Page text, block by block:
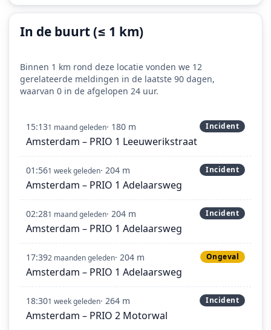
In de buurt (≤ 1 km)
Binnen 1 km rond deze locatie vonden we 12
gerelateerde meldingen in de laatste 90 dagen,
waarvan 0 in de afgelopen 24 uur.
15:131 maand geleden· 180 m Incident
Amsterdam – PRIO 1 Leeuwerikstraat
01:561 week geleden· 204 m Incident
Amsterdam – PRIO 1 Adelaarsweg
02:281 maand geleden· 204 m Incident
Amsterdam – PRIO 1 Adelaarsweg
17:392 maanden geleden· 204 m Ongeval
Amsterdam – PRIO 1 Adelaarsweg
18:301 week geleden· 264 m Incident
Amsterdam – PRIO 2 Motorwal